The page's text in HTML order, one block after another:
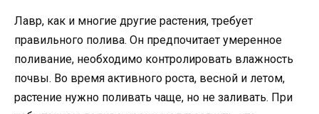
Лавр, как и многие другие растения, требует
правильного полива. Он предпочитает умеренное
поливание, необходимо контролировать влажность
почвы. Во время активного роста, весной и летом,
растение нужно поливать чаще, но не заливать. При